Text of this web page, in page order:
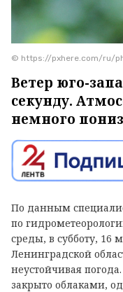
© https://pxhere.com/ru/
Ветер юго-
секунду.
немного
По данным
по
среды, в субботу, 16
Ленинградской
неустойчивая
закрыто облаками,